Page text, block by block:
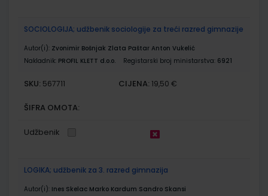
SOCIOLOGIJA; udžbenik sociologije za treći razred gimnazije
Autor(i): Zvonimir Bošnjak Zlata Paštar Anton Vukelić
Nakladnik: PROFIL KLETT d.o.o. Registarski broj ministarstva: 6921
SKU: 567711 CIJENA: 19,50 €
ŠIFRA OMOTA:
Udžbenik
LOGIKA; udžbenik za 3. razred gimnazija
Autor(i): Ines Skelac Marko Kardum Sandro Skansi